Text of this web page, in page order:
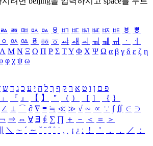
ㅬ ㅭ ㅮ ㅯ ㅰ ㅱ ㅲ ㅳ ㅴ ㅵ ㅶ ㅷ ㅸ
ㅹ
ㆁ ㆂ ㆃ ㆄ ㆅ ㆆ ㆇ ㆈ ㆉ ㆊ ㆋ ㆌ ㆍ
ㆎ
Λ Μ Ν Ξ Ο Π Ρ Σ ΤΥ Φ Χ Ψ Ω α β γ δ ε ζ η
φ χ ψ ω
פ ם ן ו ט א ר ק ף ך ל ח י ע כ ג ד ש
」 『 』 【 】 ＂ （ ） ［ ］ ｛ ｝
∠ ⊥ ⌒ ∂ ∇ ≡ ≒ ≪ ≫ √ ∽ ∝ ∵ ∫ ∬ ∈ ∋
⇒ ⇔ ∀ ∃ ∮ ∑ ∏ ＋ － ＜ ＝
＞
＼ ∼ ´ ～ ˇ ˘ ˝ ˚ ˙ ¸ ¡ ¿ ː ！ ＇ ， ． ／
：